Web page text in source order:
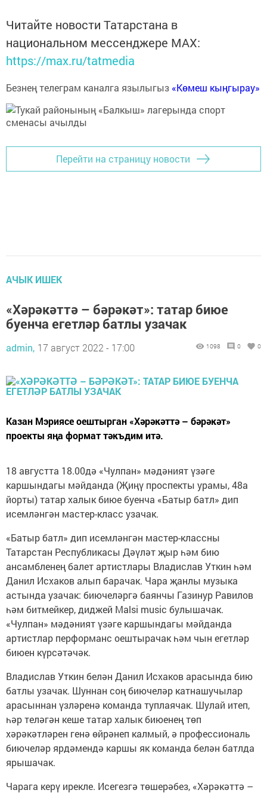
Читайте новости Татарстана в
национальном мессенджере MАХ:
https://max.ru/tatmedia
Безнең телеграм каналга язылыгыз «Көмеш кыңгырау»
Перейти на страницу новости
АЧЫК ИШЕК
«Хәрәкәттә – бәрәкәт»: татар биюе
буенча егетләр батлы узачак
admin, 17 август 2022 - 17:00 1098 0 0
Казан Мэриясе оештырган «Хәрәкәттә – бәрәкәт»
проекты яңа формат тәкъдим итә.
18 августта 18.00дә «Чулпан» мәдәният үзәге
каршындагы мәйданда (Җиңү проспекты урамы, 48а
йорты) татар халык биюе буенча «Батыр батл» дип
исемләнгән мастер-класс узачак.
«Батыр батл» дип исемләнгән мастер-классны
Татарстан Республикасы Дәүләт җыр һәм бию
ансамбленең балет артистлары Владислав Уткин һәм
Данил Исхаков алып барачак. Чара җанлы музыка
астында узачак: биючеләргә баянчы Газинур Равилов
һәм битмейкер, диджей Malsi music булышачак.
«Чулпан» мәдәният үзәге каршындагы мәйданда
артистлар перформанс оештырачак һәм чын егетләр
биюен күрсәтәчәк.
Владислав Уткин белән Данил Исхаков арасында бию
батлы узачак. Шуннан соң биючеләр катнашучылар
арасыннан үзләренә команда туплаячак. Шулай итеп,
һәр теләгән кеше татар халык биюенең төп
хәрәкәтләрен генә өйрәнеп калмый, ә профессиональ
биючеләр ярдәмендә каршы як команда белән батлда
ярышачак.
Чарага керү ирекле. Исегезгә төшерәбез, «Хәрәкәттә –